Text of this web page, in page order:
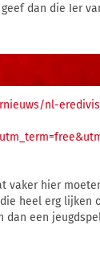
dan die Ier
nl-
vaker hier
heel erg lijken
dan een